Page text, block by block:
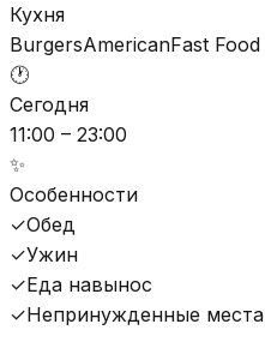
Кухня
BurgersAmericanFast Food
🕐
Сегодня
11:00 – 23:00
✨
Особенности
✓Обед
✓Ужин
✓Еда навынос
✓Непринужденные места